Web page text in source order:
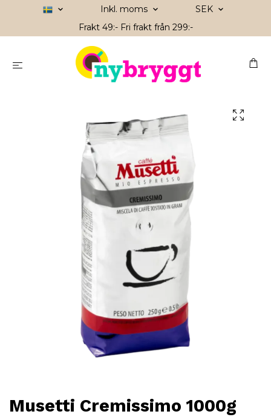
Inkl. moms
SEK
Frakt 49:- Fri frakt från 299:-
Musetti Cremissimo 1000g